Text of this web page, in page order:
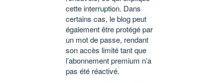
cette interruption. Dans
certains cas, le blog peut
également être protégé par
un mot de passe, rendant
son accès limité tant que
l’abonnement premium n’a
pas été réactivé.